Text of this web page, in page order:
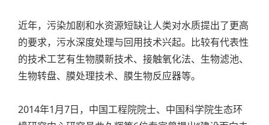
近年，污染加剧和水资源短缺让人类对水质提出了更高
的要求，污水深度处理与回用技术兴起。比较有代表性
的技术工艺有生物膜新技术、接触氧化法、生物滤池、
生物转盘、膜处理技术、膜生物反应器等。
2014年1月7日，中国工程院院士、中国科学院生态环